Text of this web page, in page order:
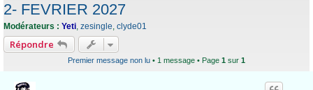
2- FEVRIER 2027
Modérateurs : Yeti, zesingle, clyde01
Répondre
Premier message non lu • 1 message • Page 1 sur 1